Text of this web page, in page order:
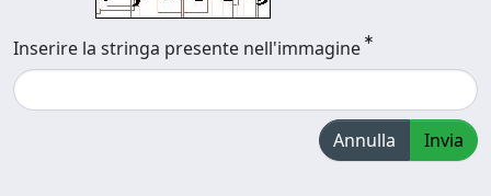
Inserire la stringa presente nell'immagine
Annulla Invia